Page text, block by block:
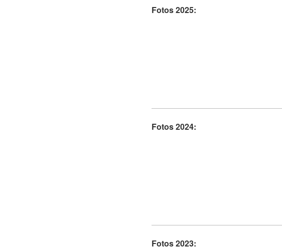
Fotos 2025:
Fotos 2024:
Fotos 2023: